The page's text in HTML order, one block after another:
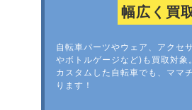
幅広く買
自転車パーツやウェア、アクセ
やボトルゲージなど)も買取対象
カスタムした自転車でも、ママ
ります！